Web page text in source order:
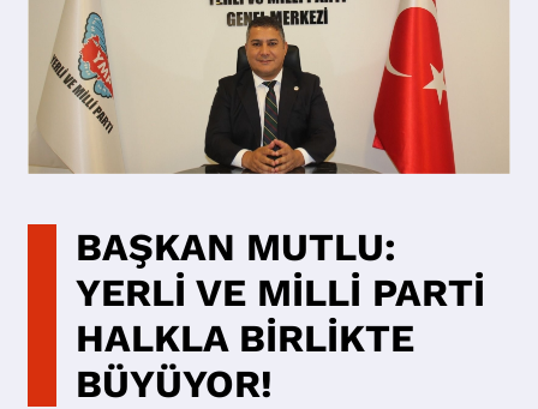
BAŞKAN MUTLU:
YERLİ VE MİLLİ PARTİ
HALKLA BİRLİKTE
BÜYÜYOR!